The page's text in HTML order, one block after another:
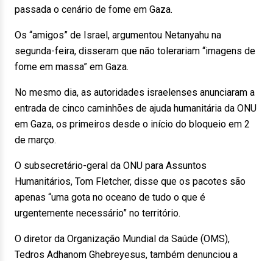
passada o cenário de fome em Gaza.
Os “amigos” de Israel, argumentou Netanyahu na
segunda-feira, disseram que não tolerariam “imagens de
fome em massa” em Gaza.
No mesmo dia, as autoridades israelenses anunciaram a
entrada de cinco caminhões de ajuda humanitária da ONU
em Gaza, os primeiros desde o início do bloqueio em 2
de março.
O subsecretário-geral da ONU para Assuntos
Humanitários, Tom Fletcher, disse que os pacotes são
apenas “uma gota no oceano de tudo o que é
urgentemente necessário” no território.
O diretor da Organização Mundial da Saúde (OMS),
Tedros Adhanom Ghebreyesus, também denunciou a